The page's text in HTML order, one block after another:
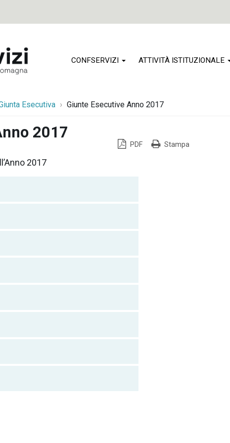
CONFSERVIZI ATTIVITÀ ISTITUZIONALE
Esecutiva Giunte Esecutive Anno 2017
2017
PDF Stampa
2017